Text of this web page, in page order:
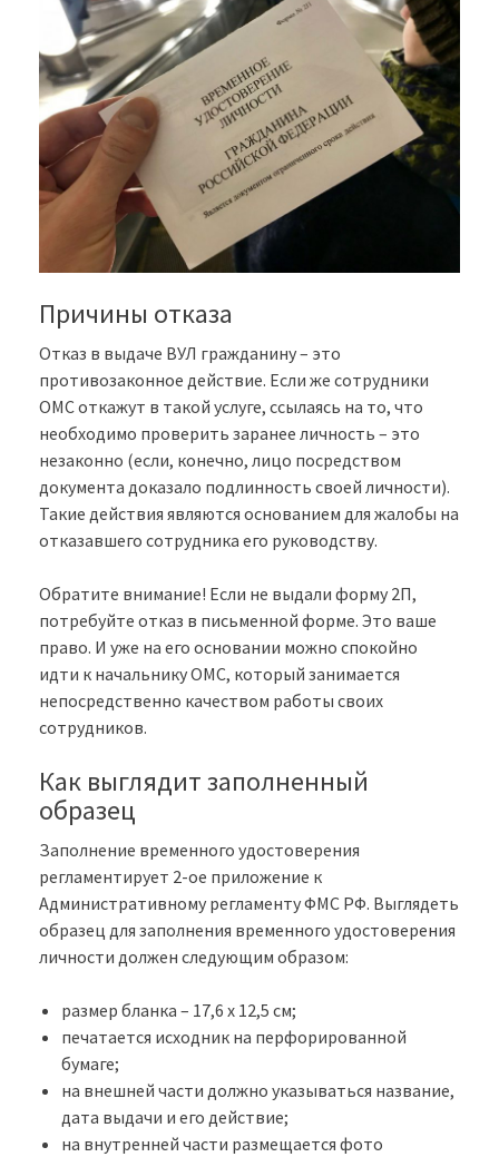
Причины отказа
Отказ в выдаче ВУЛ гражданину – это
противозаконное действие. Если же сотрудники
ОМС откажут в такой услуге, ссылаясь на то, что
необходимо проверить заранее личность – это
незаконно (если, конечно, лицо посредством
документа доказало подлинность своей личности).
Такие действия являются основанием для жалобы на
отказавшего сотрудника его руководству.
Обратите внимание! Если не выдали форму 2П,
потребуйте отказ в письменной форме. Это ваше
право. И уже на его основании можно спокойно
идти к начальнику ОМС, который занимается
непосредственно качеством работы своих
сотрудников.
Как выглядит заполненный
образец
Заполнение временного удостоверения
регламентирует 2-ое приложение к
Административному регламенту ФМС РФ. Выглядеть
образец для заполнения временного удостоверения
личности должен следующим образом:
размер бланка – 17,6 х 12,5 см;
печатается исходник на перфорированной
бумаге;
на внешней части должно указываться название,
дата выдачи и его действие;
на внутренней части размещается фото